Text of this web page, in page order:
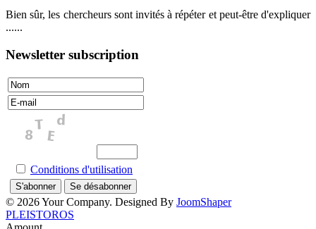
Bien sûr, les chercheurs sont invités à répéter et peut-être d'expliquer
......
Newsletter subscription
Conditions d'utilisation
© 2026 Your Company. Designed By JoomShaper
PLEISTOROS